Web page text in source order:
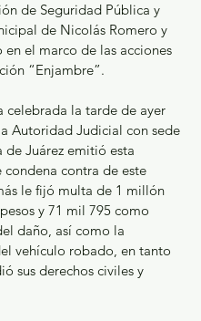
de Seguridad Pública y
de Nicolás Romero y
el marco de las acciones
“Enjambre”.
celebrada la tarde de ayer
Autoridad Judicial con sede
de Juárez emitió esta
condena contra de este
le fijó multa de 1 millón
y 71 mil 795 como
daño, así como la
vehículo robado, en tanto
sus derechos civiles y